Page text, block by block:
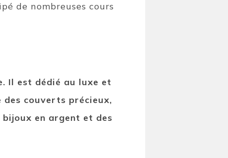
de nombreuses cours
Il est dédié au luxe et
couverts précieux,
en argent et des